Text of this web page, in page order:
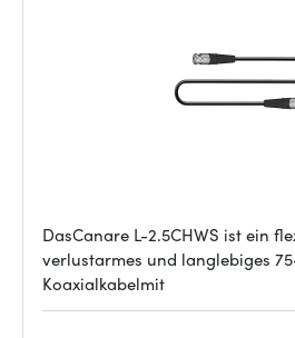
DasCanare L-2.5CHWS ist ein
verlustarmes und langlebiges
Koaxialkabelmit